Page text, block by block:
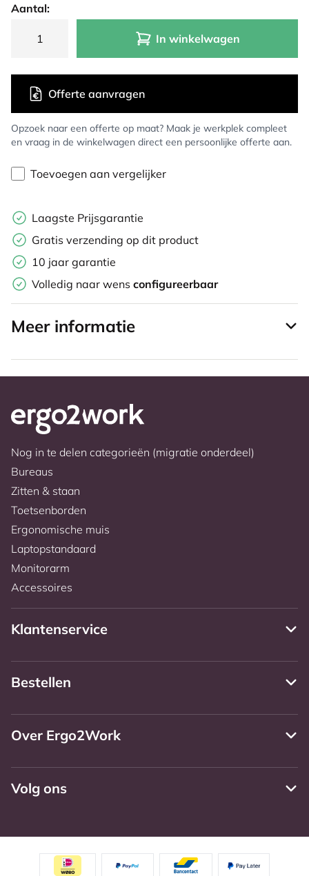
Aantal:
In winkelwagen
Opzoek naar een offerte op maat? Maak je werkplek compleet
en vraag in de winkelwagen direct een persoonlijke offerte aan.
Offerte aanvragen
Toevoegen aan vergelijker
Laagste Prijsgarantie
Gratis verzending op dit product
10 jaar garantie
Volledig naar wens configureerbaar
Meer informatie
Nog in te delen categorieën (migratie onderdeel)
Bureaus
Zitten & staan
Toetsenborden
Ergonomische muis
Laptopstandaard
Monitorarm
Accessoires
Klantenservice
Bestellen
Over Ergo2Work
Volg ons